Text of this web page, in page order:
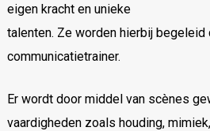
eigen kracht en unieke
talenten. Ze worden hierbij begeleid
communicatietrainer.
Er wordt door middel van scènes
vaardigheden zoals houding,